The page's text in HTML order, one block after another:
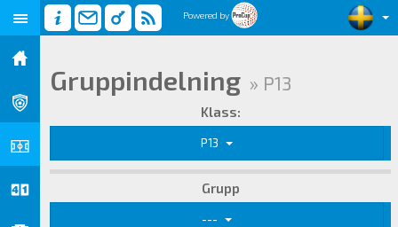
Powered by
Gruppindelning » P13
Klass:
P13
Grupp
---